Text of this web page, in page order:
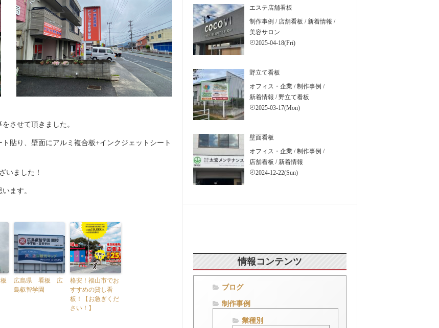
させて頂きました。
貼り、壁面にアルミ複合板+インクジェットシート
いました！
ます。
広島県 看板 広
島叡智学園
格安！福山市でお
すすめの貸し看
板！【お急ぎくだ
さい！】
エステ店舗看板
制作事例 / 店舗看板 /新着情報 /
美容サロン
2025-04-18(Fri)
野立て看板
オフィス・企業 /制作事例 /
新着情報 /野立て看板
2025-03-17(Mon)
壁面看板
オフィス・企業 /制作事例 /
店舗看板 /新着情報
2024-12-22(Sun)
情報コンテンツ
ブログ
制作事例
業種別